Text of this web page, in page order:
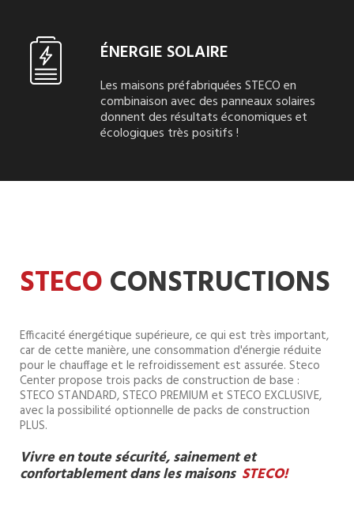
ÉNERGIE SOLAIRE
Les maisons préfabriquées STECO en
combinaison avec des panneaux solaires
donnent des résultats économiques et
écologiques très positifs !
STECOCONSTRUCTIONS
Efficacité énergétique supérieure, ce qui est très important,
car de cette manière, une consommation d'énergie réduite
pour le chauffage et le refroidissement est assurée. Steco
Center propose trois packs de construction de base :
STECO STANDARD, STECO PREMIUM et STECO EXCLUSIVE,
avec la possibilité optionnelle de packs de construction
PLUS.
Vivre en toute sécurité, sainement et
confortablement dans les maisons STECO!